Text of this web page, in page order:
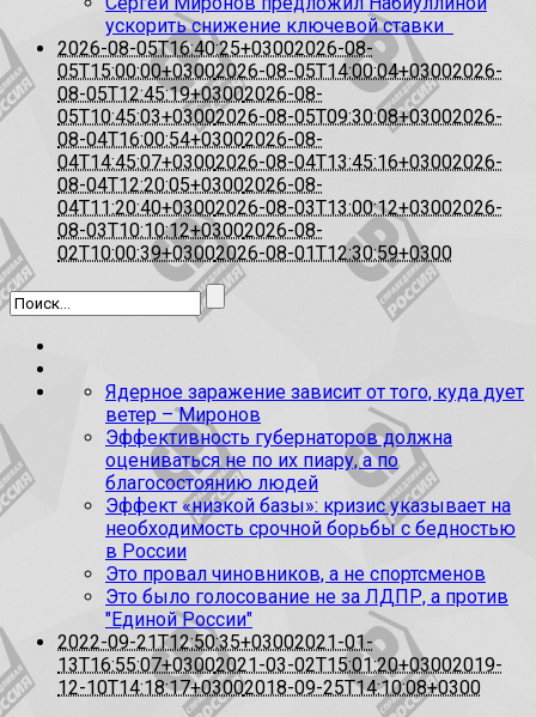
ускорить снижение ключевой ставки
2026-08-05T16:40:25+03002026-08-
05T15:00:00+03002026-08-05T14:00:04+03002026-
08-05T12:45:19+03002026-08-
05T10:45:03+03002026-08-05T09:30:08+03002026-
08-04T16:00:54+03002026-08-
04T14:45:07+03002026-08-04T13:45:16+03002026-
08-04T12:20:05+03002026-08-
04T11:20:40+03002026-08-03T13:00:12+03002026-
08-03T10:10:12+03002026-08-
02T10:00:39+03002026-08-01T12:30:59+0300
Ядерное заражение зависит от того, куда дует
ветер – Миронов
Эффективность губернаторов должна
оцениваться не по их пиару, а по
благосостоянию людей
Эффект «низкой базы»: кризис указывает на
необходимость срочной борьбы с бедностью
в России
Это провал чиновников, а не спортсменов
Это было голосование не за ЛДПР, а против
"Единой России"
2022-09-21T12:50:35+03002021-01-
13T16:55:07+03002021-03-02T15:01:20+03002019-
12-10T14:18:17+03002018-09-25T14:10:08+0300